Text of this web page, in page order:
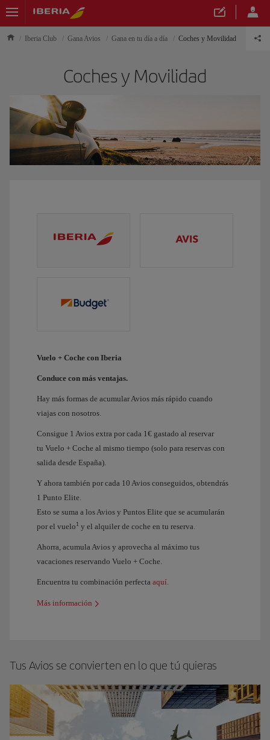
Iberia Club Gana Avios Gana en tu día a día Coches y Movilidad
Coches y Movilidad
Vuelo + Coche con Iberia
Conduce con más ventajas.
Hay más formas de acumular Avios más rápido cuando
viajas con nosotros.
Consigue 1 Avios extra por cada 1€ gastado al reservar
tu Vuelo + Coche al mismo tiempo (solo para reservas con
salida desde España).
Y ahora también por cada 10 Avios conseguidos, obtendrás
1 Punto Elite.
Esto se suma a los Avios y Puntos Elite que se acumularán
por el vuelo1 y el alquiler de coche en tu reserva.
Ahorra, acumula Avios y aprovecha al máximo tus
vacaciones reservando Vuelo + Coche.
Encuentra tu combinación perfecta aquí.
Más información
Tus Avios se convierten en lo que tú quieras